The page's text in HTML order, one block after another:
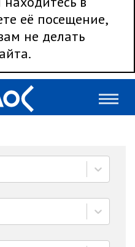
её посещение,
не делать